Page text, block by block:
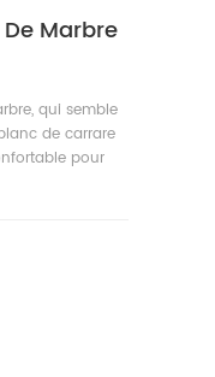
Marbre
qui semble
de carrare
pour